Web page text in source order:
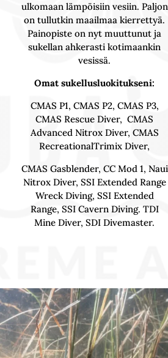
ulkomaan lämpöisiin vesiin. Paljon
on tullutkin maailmaa kierrettyä.
Painopiste on nyt muuttunut ja
sukellan ahkerasti kotimaankin
vesissä.
Omat sukellusluokitukseni:
CMAS P1, CMAS P2, CMAS P3,
CMAS Rescue Diver, CMAS
Advanced Nitrox Diver, CMAS
RecreationalTrimix Diver,
CMAS Gasblender, CC Mod 1, Naui
Nitrox Diver, SSI Extended Range
Wreck Diving, SSI Extended
Range, SSI Cavern Diving. TDI
Mine Diver, SDI Divemaster.